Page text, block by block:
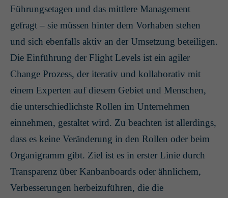
Führungsetagen und das mittlere Management
gefragt – sie müssen hinter dem Vorhaben stehen
und sich ebenfalls aktiv an der Umsetzung beteiligen.
Die Einführung der Flight Levels ist ein agiler
Change Prozess, der iterativ und kollaborativ mit
einem Experten auf diesem Gebiet und Menschen,
die unterschiedlichste Rollen im Unternehmen
einnehmen, gestaltet wird. Zu beachten ist allerdings,
dass es keine Veränderung in den Rollen oder beim
Organigramm gibt. Ziel ist es in erster Linie durch
Transparenz über Kanbanboards oder ähnlichem,
Verbesserungen herbeizuführen, die die